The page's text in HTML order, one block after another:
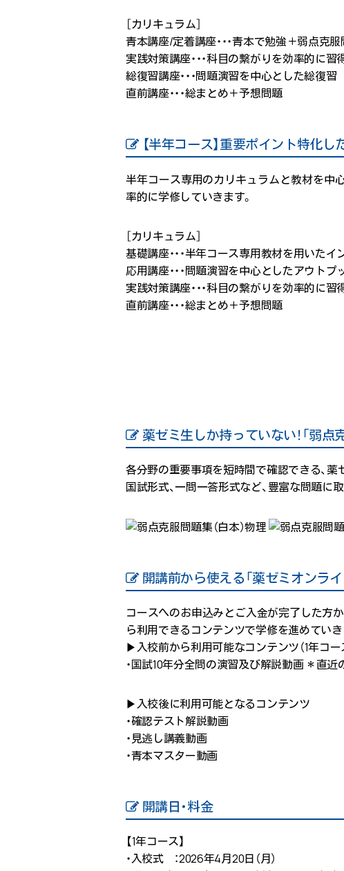
［カリキュラム］
青本講座/定着講座・・・青本で勉強＋弱点克
実践対策講座・・・科目の繋がりを効率的に習
総復習講座・・・問題演習を中心とした総復習
直前講座・・・総まとめ＋予想問題
【半年コース】重要ポイント特化
半年コース専用のカリキュラムと教材を中心
率的に学修していきます。
［カリキュラム］
基礎講座・・・半年コース専用教材を用いた
応用講座・・・問題演習を中心としたアウトプ
実践対策講座・・・科目の繋がりを効率的に習
直前講座・・・総まとめ＋予想問題
薬ゼミ生しか持っていない！「弱点
各分野の重要事項を短時間で確認できる、薬
国試形式、一問一答形式など、豊富な問題に
開講前から使える「薬ゼミオンライ
コースへのお申込みとご入金が完了した方
ら利用できるコンテンツで学修を進めていき
▶入校前から利用可能なコンテンツ（1年コー
・国試10年分全問の演習及び解説動画 ＊直
▶入校後に利用可能となるコンテンツ
・確認テスト解説動画
・見逃し講義動画
・青本マスター動画
開講日・料金
【1年コース】
・入校式 ：2026年4月20日（月）